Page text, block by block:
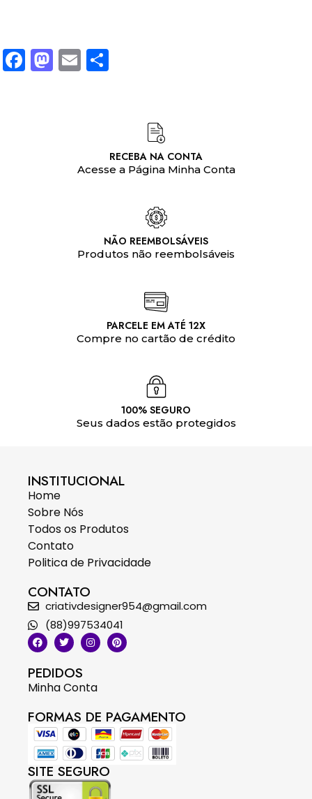
Facebook
Mastodon
Email
RECEBA NA CONTA
Acesse a Página Minha Conta
NÃO REEMBOLSÁVEIS
Produtos não reembolsáveis
PARCELE EM ATÉ 12X
Compre no cartão de crédito
100% SEGURO
Seus dados estão protegidos
INSTITUCIONAL
Home
Sobre Nós
Todos os Produtos
Contato
Politica de Privacidade
CONTATO
criativdesigner954@gmail.com
(88)997534041
PEDIDOS
Minha Conta
FORMAS DE PAGAMENTO
SITE SEGURO